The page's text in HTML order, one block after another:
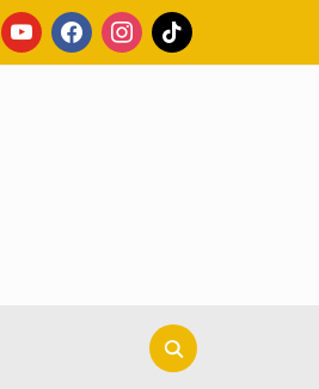
youtubefacebookinstagram
tiktok
Search
for: